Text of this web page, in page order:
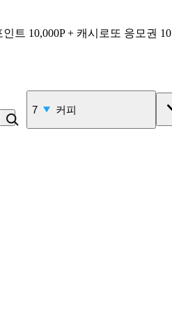
인트 10,000P + 캐시로또 응모권
7 커피